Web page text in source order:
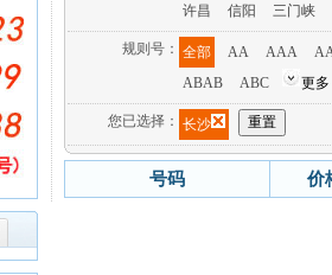
许昌
信阳 三门峡
规则号： 全部 AA AAA
ABAB
ABC 更多
您已选择： 长沙
号码 价